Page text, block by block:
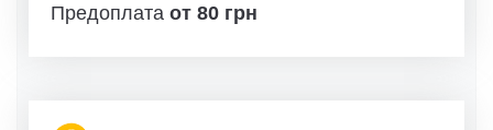
Предоплата от 80 грн